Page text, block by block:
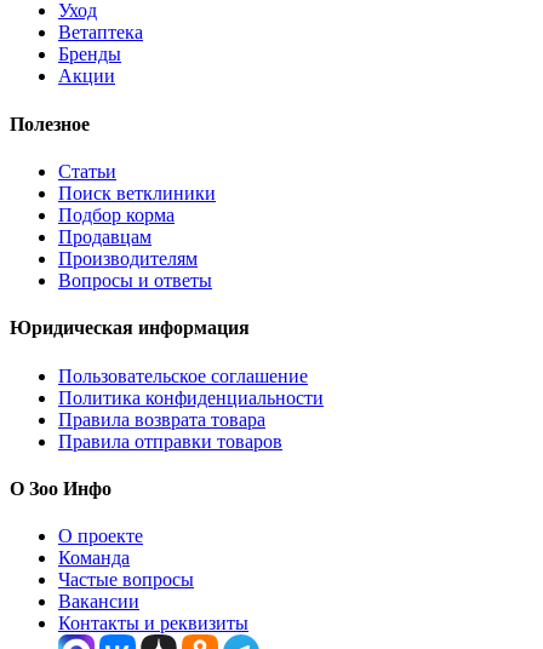
Уход
Ветаптека
Бренды
Акции
Полезное
Статьи
Поиск ветклиники
Подбор корма
Продавцам
Производителям
Вопросы и ответы
Юридическая информация
Пользовательское соглашение
Политика конфиденциальности
Правила возврата товара
Правила отправки товаров
О Зоо Инфо
О проекте
Команда
Частые вопросы
Вакансии
Контакты и реквизиты